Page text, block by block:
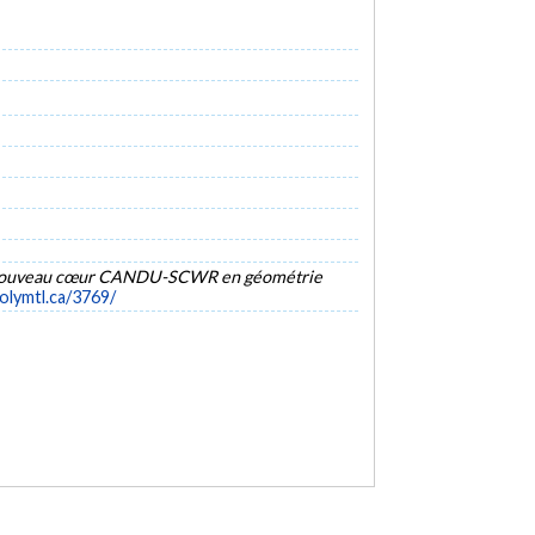
cœur CANDU-SCWR en géométrie
3769/